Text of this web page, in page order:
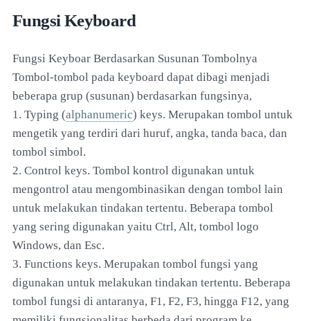
Fungsi Keyboard
Fungsi Keyboar Berdasarkan Susunan Tombolnya
Tombol-tombol pada keyboard dapat dibagi menjadi
beberapa grup (susunan) berdasarkan fungsinya,
1. Typing (alphanumeric) keys. Merupakan tombol untuk
mengetik yang terdiri dari huruf, angka, tanda baca, dan
tombol simbol.
2. Control keys. Tombol kontrol digunakan untuk
mengontrol atau mengombinasikan dengan tombol lain
untuk melakukan tindakan tertentu. Beberapa tombol
yang sering digunakan yaitu Ctrl, Alt, tombol logo
Windows, dan Esc.
3. Functions keys. Merupakan tombol fungsi yang
digunakan untuk melakukan tindakan tertentu. Beberapa
tombol fungsi di antaranya, F1, F2, F3, hingga F12, yang